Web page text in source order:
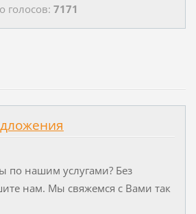
голосов: 7171
по нашим услугами? Без
нам. Мы свяжемся с Вами так